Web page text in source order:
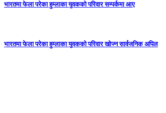
भारतमा फेला परेका हुम्लाका युवकको परिवार सम्पर्कमा आए
भारतमा फेला परेका हुम्लाका युवकको परिवार खोज्न सार्वजनिक अपिल